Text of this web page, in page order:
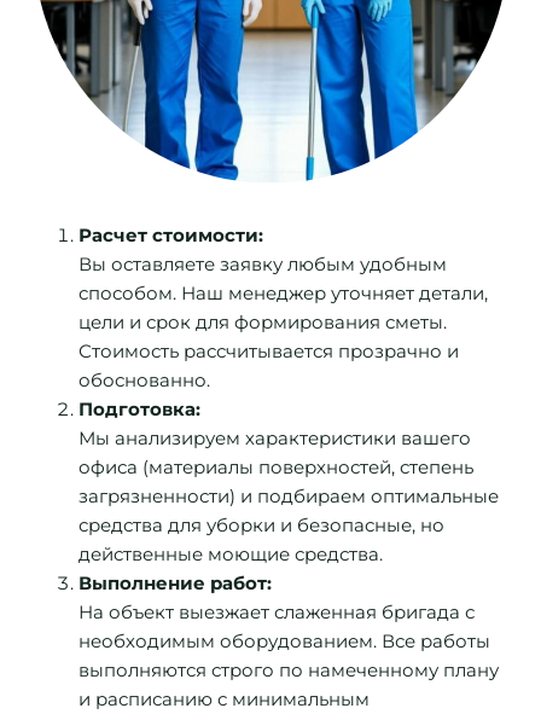
Расчет стоимости:
Вы оставляете заявку любым удобным
способом. Наш менеджер уточняет детали,
цели и срок для формирования сметы.
Стоимость рассчитывается прозрачно и
обоснованно.
Подготовка:
Мы анализируем характеристики вашего
офиса (материалы поверхностей, степень
загрязненности) и подбираем оптимальные
средства для уборки и безопасные, но
действенные моющие средства.
Выполнение работ:
На объект выезжает слаженная бригада с
необходимым оборудованием. Все работы
выполняются строго по намеченному плану
и расписанию с минимальным